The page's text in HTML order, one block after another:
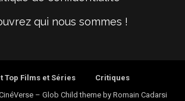
qui nous sommes !
Top Films et Séries
Critiques
– Glob Child theme by Romain Cadarsi